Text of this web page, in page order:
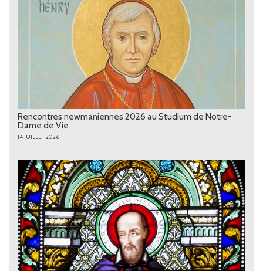
Rencontres newmaniennes 2026 au Studium de Notre-
Dame de Vie
14 JUILLET 2026